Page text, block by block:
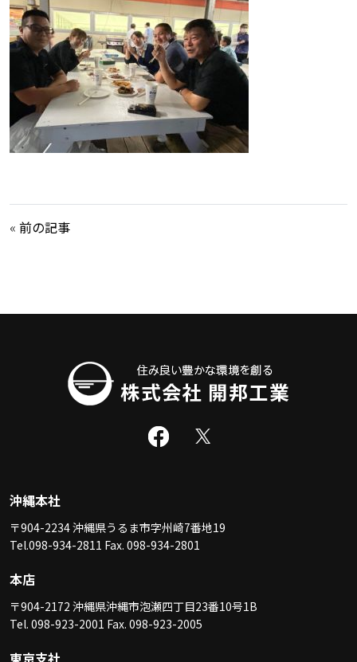
« 前の記事
沖縄本社
〒904-2234 沖縄県うるま市字州崎7番地19
Tel.098-934-2811 Fax. 098-934-2801
本店
〒904-2172 沖縄県沖縄市泡瀬四丁目23番10号1B
Tel. 098-923-2001 Fax. 098-923-2005
東京支社